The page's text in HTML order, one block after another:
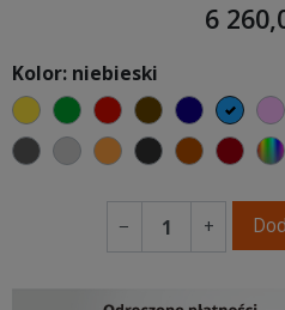
6
Kolor: niebieski
żółtyzielonyczerwonyczekoladowy
granatowy
ciemno szary
jasnoszarypomarańczowy
antracytowy
ceglasty
− +